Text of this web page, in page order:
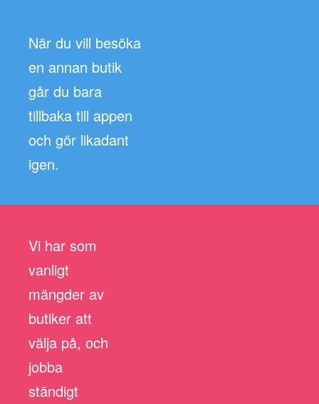
När du vill besöka
en annan butik
går du bara
tillbaka till appen
och gör likadant
igen.
Vi har som
vanligt
mängder av
butiker att
välja på, och
jobba
ständigt